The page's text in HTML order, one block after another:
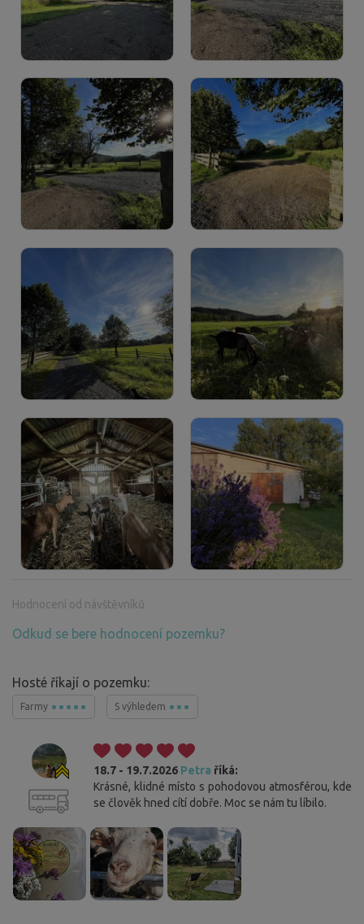
Hodnocení od návštěvníků
Odkud se bere hodnocení pozemku?
Hosté říkají o pozemku:
Farmy S výhledem
18.7 - 19.7.2026 Petra říká:
Krásné, klidné místo s pohodovou atmosférou, kde
se člověk hned cítí dobře. Moc se nám tu líbilo.